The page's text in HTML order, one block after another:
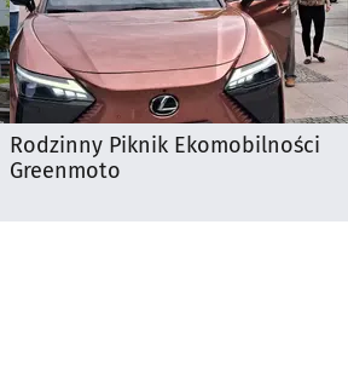
Rodzinny Piknik Ekomobilności
Greenmoto